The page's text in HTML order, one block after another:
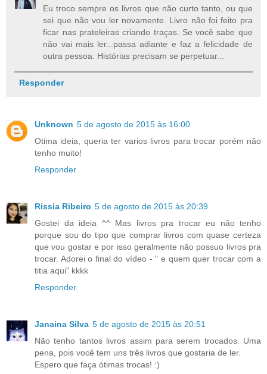
Eu troco sempre os livros que não curto tanto, ou que
sei que não vou ler novamente. Livro não foi feito pra
ficar nas prateleiras criando traças. Se você sabe que
não vai mais ler...passa adiante e faz a felicidade de
outra pessoa. Histórias precisam se perpetuar...
Responder
Unknown 5 de agosto de 2015 às 16:00
Otima ideia, queria ter varios livros para trocar porém não
tenho muito!
Responder
Rissia Ribeiro 5 de agosto de 2015 às 20:39
Gostei da ideia ^^ Mas livros pra trocar eu não tenho
porque sou do tipo que comprar livros com quase certeza
que vou gostar e por isso geralmente não possuo livros pra
trocar. Adorei o final do vídeo - " e quem quer trocar com a
titia aqui" kkkk
Responder
Janaina Silva 5 de agosto de 2015 às 20:51
Não tenho tantos livros assim para serem trocados. Uma
pena, pois você tem uns três livros que gostaria de ler.
Espero que faça ótimas trocas! :)